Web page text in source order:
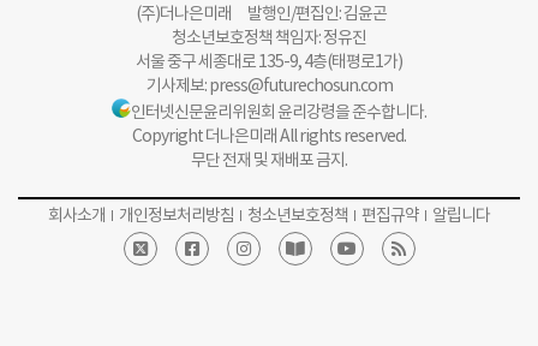
(주)더나은미래 발행인/편집인: 김윤곤
청소년보호정책 책임자: 정유진
서울 중구 세종대로 135-9, 4층(태평로1가)
기사제보:press@futurechosun.com
인터넷신문윤리위원회 윤리강령을 준수합니다.
Copyright 더나은미래 All rights reserved.
무단 전재 및 재배포 금지.
회사소개 개인정보처리방침 청소년보호정책 편집규약 알립니다